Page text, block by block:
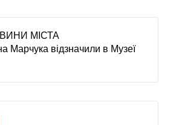
МІСТА
Марчука відзначили в Музеї